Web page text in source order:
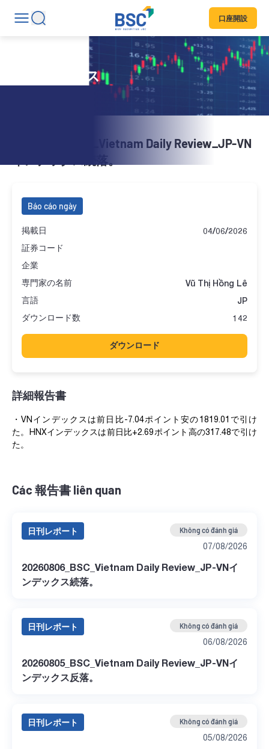
口座開設
日刊ニュース
20260603_BSC_Vietnam Daily Review_JP-VN
インデックス続落。
Báo cáo ngày
掲載日 04/06/2026
証券コード
企業
専門家の名前
Vũ Thị Hồng Lê
言語 JP
ダウンロード数 142
ダウンロード
詳細報告書
・VNインデックスは前日比-7.04ポイント安の1819.01で引け
た。HNXインデックスは前日比+2.69ポイント高の317.48で引け
た。
Các 報告書 liên quan
日刊レポート Không có đánh giá
07/08/2026
20260806_BSC_Vietnam Daily Review_JP-VNイ
ンデックス続落。
日刊レポート Không có đánh giá
06/08/2026
20260805_BSC_Vietnam Daily Review_JP-VNイ
ンデックス反落。
日刊レポート Không có đánh giá
05/08/2026